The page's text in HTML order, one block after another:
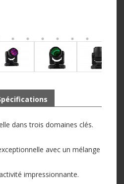
dans trois domaines clés.
avec un mélange
impressionnante.